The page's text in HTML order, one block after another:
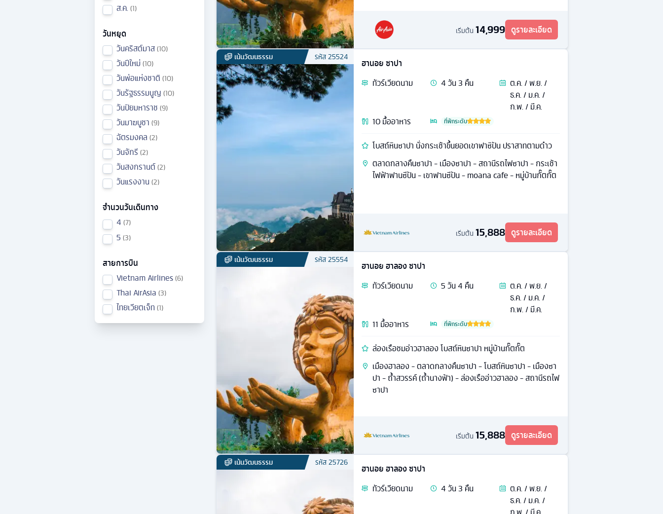
ส.ค. 1
วันหยุด
วันคริสต์มาส 10
วันปีใหม่ 10
วันพ่อแห่งชาติ 10
วันรัฐธรรมนูญ 10
วันปิยมหาราช 9
วันมาฆบูชา 9
ฉัตรมงคล 2
วันจักรี 2
วันสงกรานต์ 2
วันแรงงาน 2
จำนวนวันเดินทาง
4 7
5 3
สายการบิน
Vietnam Airlines 6
Thai AirAsia 3
ไทยเวียตเจ็ท 1
เริ่มต้น 14,999 ดูรายละเอียด
เน้นวัฒนธรรม รหัส25524
ฮานอย ซาปา
ทัวร์เวียดนาม 4วัน3 คืน
ต.ค. / พ.ย. /
ธ.ค. / ม.ค. /
ก.พ. / มี.ค.
10มื้ออาหาร ที่พักระดับ
โบสถ์หินซาปา นั่งกระเช้าขึ้นยอดเขาฟาซิปัน ปราสาทตามด๋าว
ตลาดกลางคืนซาปา - เมืองซาปา - สถานีรถไฟซาปา - กระเช้า
ไฟฟ้าฟานซีปัน - เขาฟานซีปัน - moana cafe - หมู่บ้านกั๊ตกั๊ต
เริ่มต้น 15,888 ดูรายละเอียด
เน้นวัฒนธรรม รหัส25554
ฮานอย ฮาลอง ซาปา
ทัวร์เวียดนาม 5วัน4 คืน
ต.ค. / พ.ย. /
ธ.ค. / ม.ค. /
ก.พ. / มี.ค.
11 มื้ออาหาร ที่พักระดับ
ล่องเรือชมอ่าวฮาลอง โบสถ์หินซาปา หมู่บ้านกั๊ตกั๊ต
เมืองฮาลอง - ตลาดกลางคืนซาปา - โบสถ์หินซาปา - เมืองซา
ปา - ถ้ำสวรรค์ (ถ้ำนางฟ้า) - ล่องเรืออ่าวฮาลอง - สถานีรถไฟ
ซาปา
เริ่มต้น 15,888 ดูรายละเอียด
เน้นวัฒนธรรม รหัส25726
ฮานอย ฮาลอง ซาปา
ทัวร์เวียดนาม 4วัน3 คืน
ต.ค. / พ.ย. /
ธ.ค. / ม.ค. /